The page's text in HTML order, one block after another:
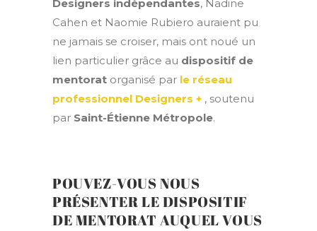
Designers indépendantes, Nadine
Cahen et Naomie Rubiero auraient pu
ne jamais se croiser, mais ont noué un
lien particulier grâce au dispositif de
mentorat organisé par le réseau
professionnel Designers + , soutenu
par Saint-Étienne Métropole.
POUVEZ-VOUS NOUS
PRÉSENTER LE DISPOSITIF
DE MENTORAT AUQUEL VOUS